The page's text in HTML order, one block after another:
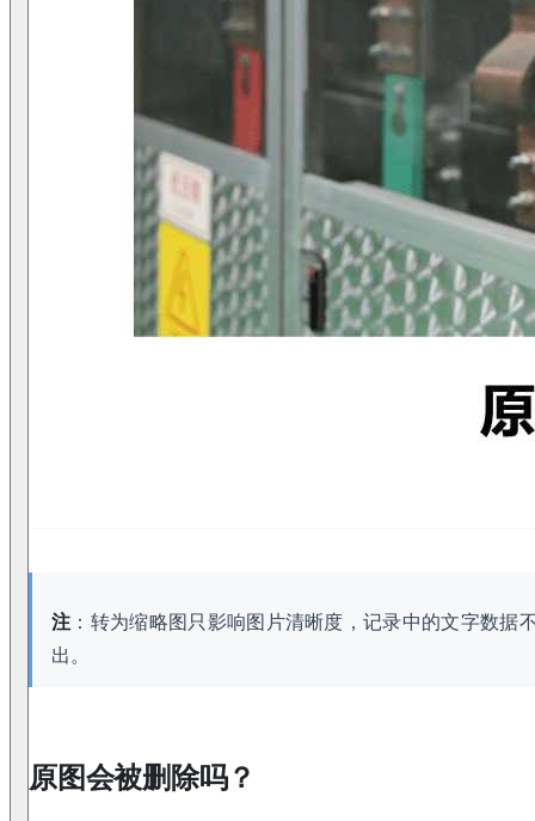
注 ：转为缩略图只影响图片清晰度，记录中的文字数据
出。
原图会被删除吗？